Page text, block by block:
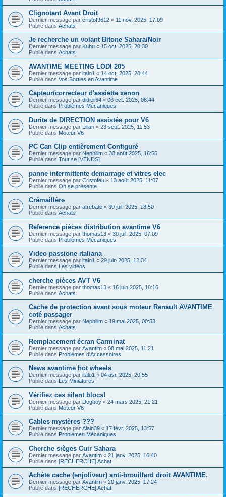
Clignotant Avant Droit
Dernier message par cristof9612 « 11 nov. 2025, 17:09
Publié dans Achats
Je recherche un volant Bitone Sahara/Noir
Dernier message par Kubu « 15 oct. 2025, 20:30
Publié dans Achats
AVANTIME MEETING LODI 205
Dernier message par italo1 « 14 oct. 2025, 20:44
Publié dans Vos Sorties en Avantime
Capteur/correcteur d'assiette xenon
Dernier message par didier64 « 06 oct. 2025, 08:44
Publié dans Problèmes Mécaniques
Durite de DIRECTION assistée pour V6
Dernier message par Lilian « 23 sept. 2025, 11:53
Publié dans Moteur V6
PC Can Clip entièrement Configuré
Dernier message par Nephilim « 30 août 2025, 16:55
Publié dans Tout se [VENDS]
panne intermittente demarrage et vitres elec
Dernier message par Cristofeu « 13 août 2025, 11:07
Publié dans On se présente !
Crémaillère
Dernier message par atrebate « 30 juil. 2025, 18:50
Publié dans Achats
Reference pièces distribution avantime V6
Dernier message par thomas13 « 30 juil. 2025, 07:09
Publié dans Problèmes Mécaniques
Video passione italiana
Dernier message par italo1 « 29 juin 2025, 12:34
Publié dans Les vidéos
cherche pièces AVT V6
Dernier message par thomas13 « 16 juin 2025, 10:16
Publié dans Achats
Cache de protection avant sous moteur Renault AVANTIME
coté passager
Dernier message par Nephilim « 19 mai 2025, 00:53
Publié dans Achats
Remplacement écran Carminat
Dernier message par Avantim « 08 mai 2025, 11:21
Publié dans Problèmes d'Accessoires
News avantime hot wheels
Dernier message par italo1 « 04 avr. 2025, 20:55
Publié dans Les Miniatures
Vérifiez ces silent blocs!
Dernier message par Dogboy « 24 mars 2025, 21:21
Publié dans Moteur V6
Cables mystères ???
Dernier message par Alain39 « 17 févr. 2025, 13:57
Publié dans Problèmes Mécaniques
Cherche sièges Cuir Sahara
Dernier message par Avantim « 21 janv. 2025, 16:40
Publié dans [RECHERCHE] Achat
Achète cache (enjoliveur) anti-brouillard droit AVANTIME.
Dernier message par Avantim « 20 janv. 2025, 17:24
Publié dans [RECHERCHE] Achat